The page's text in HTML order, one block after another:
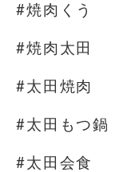
#焼肉くう
#焼肉太田
#太田焼肉
#太田もつ鍋
#太田会食